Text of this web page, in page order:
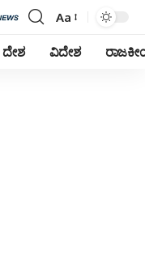
Font
Resizer
Aa
ದೇಶ ವಿದೇಶ